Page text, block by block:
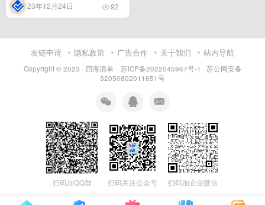
23年12月24日 92
友链申请 隐私政策 广告合作 关于我们 站内导航
Copyright © 2023 · 四海清单· 苏ICP备2022045967号-1 · 苏公网安备
32050802011651号
扫码加QQ群 扫码关注公众号 扫码加企业微信